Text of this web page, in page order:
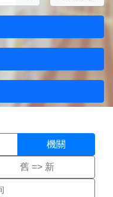
面
機關
舊 => 新